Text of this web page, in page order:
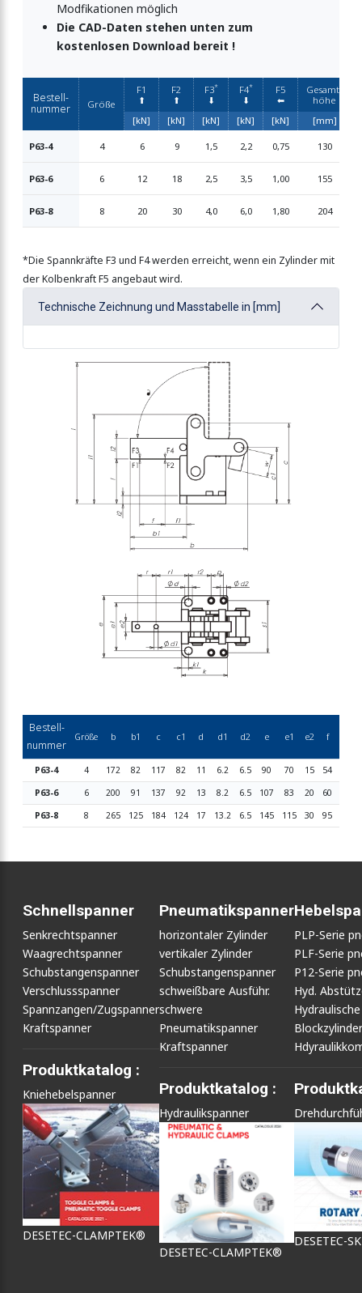
Modfikationen möglich
Die CAD-Daten stehen unten zum
kostenlosen Download bereit !
Bestell-
nummer
Größe
F1
⬆︎
F2
⬆︎
F3*
⬇︎
F4*
⬇︎
F5
⬅︎
Gesamt-
höhe
[kN] [kN] [kN] [kN] [kN] [mm]
P63-4 4 6 9 1,5 2,2 0,75 130
P63-6 6 12 18 2,5 3,5 1,00 155
P63-8 8 20 30 4,0 6,0 1,80 204
*Die Spannkräfte F3 und F4 werden erreicht, wenn ein Zylinder mit
der Kolbenkraft F5 angebaut wird.
Technische Zeichnung und Masstabelle in [mm]
Bestell-
nummer
Größe b b1 c c1 d d1 d2 e e1 e2 f
P63-4 4 172 82 117 82 11 6.2 6.5 90 70 15 54
P63-6
6 200 91 137 92 13 8.2 6.5 107 83 20 60
P63-8
8 265 125 184 124 17 13.2 6.5 145 115 30 95
Schnellspanner
Senkrechtspanner
Waagrechtspanner
Schubstangenspanner
Verschlussspanner
Spannzangen/Zugspanner
Kraftspanner
Produktkatalog :
Kniehebelspanner
DESETEC-CLAMPTEK®
Pneumatikspanner
horizontaler Zylinder
vertikaler Zylinder
Schubstangenspanner
schweißbare Ausführ.
schwere
Pneumatikspanner
Kraftspanner
Produktkatalog :
Hydraulikspanner
DESETEC-CLAMPTEK®
PLP-Serie
PLF-Serie
P12-Serie
Hyd.
Hydraulische
Blockzylinder
DESETEC-